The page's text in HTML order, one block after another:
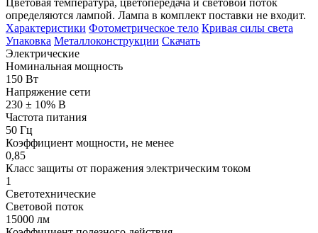
Цветовая температура, цветопередача и световой поток
определяются лампой. Лампа в комплект поставки не входит.
Характеристики Фотометрическое тело Кривая силы света
Упаковка Металлоконструкции Скачать
Электрические
Номинальная мощность
150 Вт
Напряжение сети
230 ± 10% В
Частота питания
50 Гц
Коэффициент мощности, не менее
0,85
Класс защиты от поражения электрическим током
1
Светотехнические
Световой поток
15000 лм